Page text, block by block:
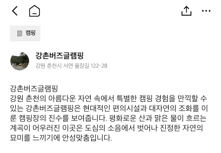
캠핑
강
촌
즈
글
램
핑
강촌버즈글램핑
강원 춘천시 서면 율장길 122-28
강촌버즈글램핑
강원 춘천의 아름다운 자연 속에서 특별한 캠핑 경험을 만끽할 수
있는 강촌버즈글램핑은 현대적인 편의시설과 대자연의 조화를 이
룬 캠핑장의 진수를 보여줍니다. 평화로운 산과 맑은 물이 흐르는
계곡이 어우러진 이곳은 도심의 소음에서 벗어나 진정한 자연의
묘미를 느끼기에 안성맞춤입니다.